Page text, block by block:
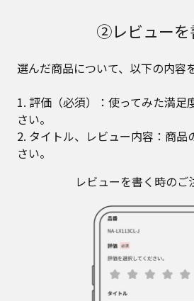
②レビューを
選んだ商品について、以下の内容
1. 評価（必須）：使ってみた満足
さい。
2. タイトル、レビュー内容：商品
さい。
レビューを書く時のご